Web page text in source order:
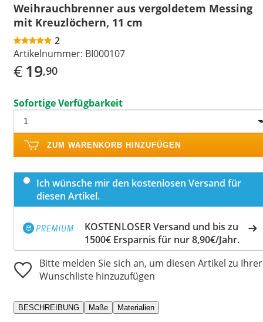
Weihrauchbrenner aus vergoldetem Messing
mit Kreuzlöchern, 11 cm
2
Artikelnummer: BI000107
€19,90
Sofortige Verfügbarkeit
ZUM WARENKORB HINZUFÜGEN
Ich wünsche mir den kostenlosen Versand für
diesen Artikel.
KOSTENLOSER Versand und bis zu
1500€ Ersparnis für nur 8,90€/Jahr.
Bitte melden Sie sich an, um diesen Artikel zu Ihrer
Wunschliste hinzuzufügen
BESCHREIBUNG Maße Materialien